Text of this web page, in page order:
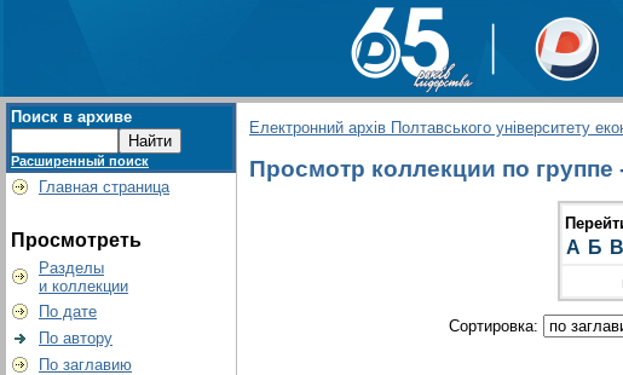
Поиск в архиве
Расширенный поиск
Главная страница
Просмотреть
Разделы
и коллекции
По дате
По автору
По заглавию
Електронний архів Полтавського університету
Просмотр коллекции по группе
А Б В
Сортировка: